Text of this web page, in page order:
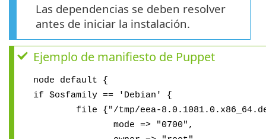
Las dependencias se deben resolver
antes de iniciar la instalación.
Ejemplo de manifiesto de Puppet
node default {
if $osfamily == 'Debian' {
file {"/tmp/eea-
mode => "0700",